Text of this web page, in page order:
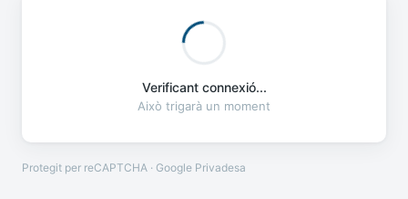
Verificant connexió...
Això trigarà un moment
Protegit per reCAPTCHA · Google Privadesa